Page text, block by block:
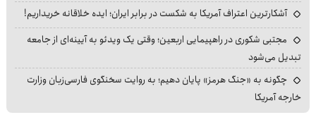
آشکارترین اعتراف آمریکا به شکست در برابر ایران؛ ایده خلاقانه خریداریم!
مجتبی شکوری در راهپیمایی اربعین؛ وقتی یک ویدئو به آیینه‌ای از جامعه
تبدیل می‌شود
چگونه به «جنگ هرمز» پایان دهیم؛ به روایت سخنگوی فارسی‌زبان وزارت
خارجه آمریکا